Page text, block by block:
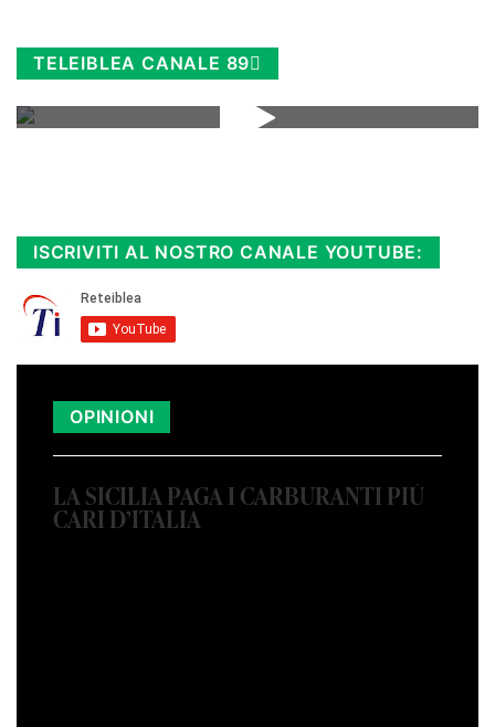
TELEIBLEA CANALE 89
ISCRIVITI AL NOSTRO CANALE YOUTUBE:
OPINIONI
LA SICILIA PAGA I CARBURANTI PIÙ
CARI D’ITALIA